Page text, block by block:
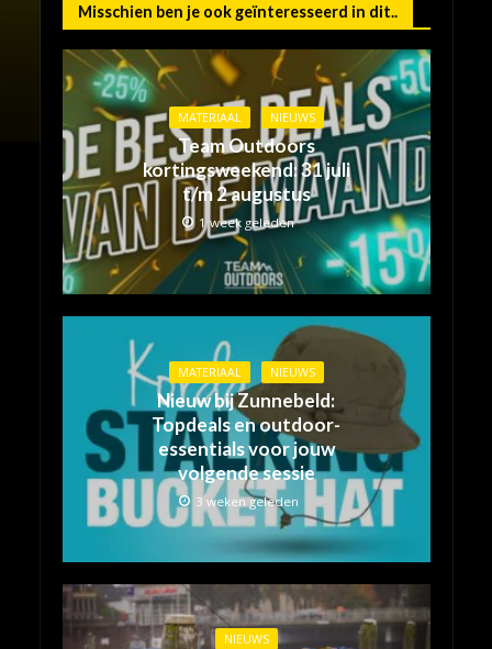
Misschien ben je ook geïnteresseerd in dit..
MATERIAAL NIEUWS
Team Outdoors
kortingsweekend: 31 juli
t/m 2 augustus
1 week geleden
MATERIAAL NIEUWS
Nieuw bij Zunnebeld:
Topdeals en outdoor-
essentials voor jouw
volgende sessie
3 weken geleden
NIEUWS